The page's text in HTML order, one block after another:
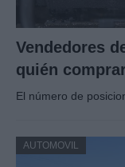
Vendedores
quién
El número de
AUTOMOVIL